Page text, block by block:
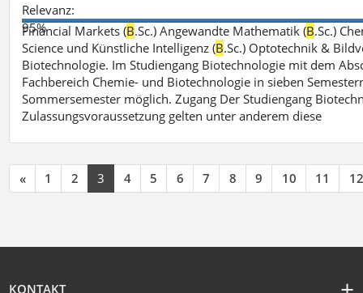
Relevanz:
95%
Financial Markets (B.Sc.) Angewandte Mathematik (B.Sc.)
Science und Künstliche Intelligenz (B.Sc.) Optotechnik &
Biotechnologie. Im Studiengang Biotechnologie mit dem
Fachbereich Chemie- und Biotechnologie in sieben
Sommersemester möglich. Zugang Der Studiengang
Zulassungsvoraussetzung gelten unter anderem diese
« 1 2 3 4 5 6 7 8 9 10 11 12
KONTAKT